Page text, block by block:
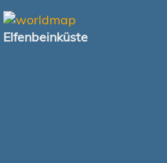
Elfenbeinküste